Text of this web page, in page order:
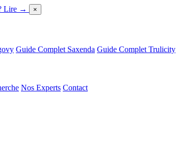
Lire → ×
Guide Complet Saxenda Guide Complet Trulicity
Nos Experts Contact